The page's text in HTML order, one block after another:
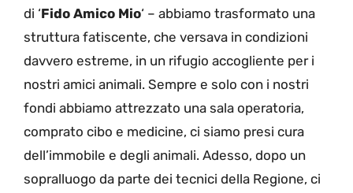
di ‘Fido Amico Mio‘ – abbiamo trasformato una
struttura fatiscente, che versava in condizioni
davvero estreme, in un rifugio accogliente per i
nostri amici animali. Sempre e solo con i nostri
fondi abbiamo attrezzato una sala operatoria,
comprato cibo e medicine, ci siamo presi cura
dell’immobile e degli animali. Adesso, dopo un
sopralluogo da parte dei tecnici della Regione, ci